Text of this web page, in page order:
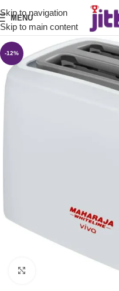
Skip to navigation
Skip to main content
MENU
-12%